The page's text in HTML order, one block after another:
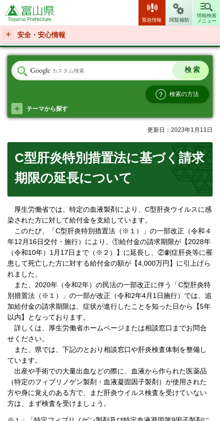
富山県
緊急情報 閲覧補助
情報検索
メニュー
安全・安心情報
検索の方法
テーマから探す
更新日：2023年1月11日
C型肝炎特別措置法に基づく請求
期限の延長について
厚生労働省では、特定の血液製剤により、C型肝炎ウイルスに感
染された方に対して給付金を支給しています。
このたび、「C型肝炎特別措置法（※１）」の一部改正（令和４
年12月16日交付・施行）により、①給付金の請求期限が【2028年
（令和10年）1月17日まで（※２）】に延長し、②劇症肝炎等に罹
患して死亡した方に対する給付金の額が【4,000万円】に引上げら
れました。
また、 2020年（令和2年）の民法の一部改正に伴う「C型肝炎特
別措置法（※１）」の一部が改正（令和2年4月1日施行）では、追
加給付金の請求期限は、症状が進行したことを知った日から【5年
以内】となっております。
詳しくは、厚生労働省ホームページまたは相談窓口までお問合
せください。
また、県では、下記のとおり相談窓口や肝炎検査体制を整備し
ています。
出産や手術での大量出血などの際に、血液から作られた医薬品
（特定のフィブリノゲン製剤・血液凝固因子製剤）が使用された
方や身に覚えのある方で、まだ肝炎ウイルス検査を受けていない
方は、まず検査を受けましょう。